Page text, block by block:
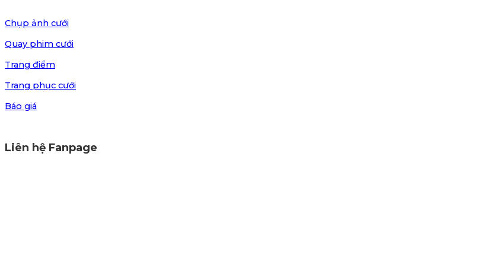
Chụp ảnh cưới
Quay phim cưới
Trang điểm
Trang phục cưới
Báo giá
Liên hệ Fanpage